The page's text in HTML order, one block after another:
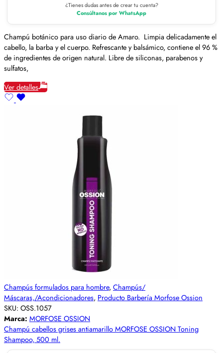
¿Tienes dudas antes de crear tu cuenta?
Consúltanos por WhatsApp
Champú botánico para uso diario de Amaro. Limpia delicadamente el
cabello, la barba y el cuerpo. Refrescante y balsámico, contiene el 96 %
de ingredientes de origen natural. Libre de siliconas, parabenos y
sulfatos,
Ver detalles
Champús formulados para hombre, Champús/
Máscaras,/Acondicionadores, Producto Barbería Morfose Ossion
SKU: OSS.1057
Marca: MORFOSE OSSION
Champú cabellos grises antiamarillo MORFOSE OSSION Toning
Shampoo, 500 ml.